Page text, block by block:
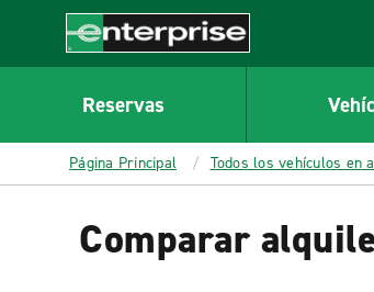
CONTENT
Enterprise
Reservas
Página Principal Todos los vehículos en
Comparar